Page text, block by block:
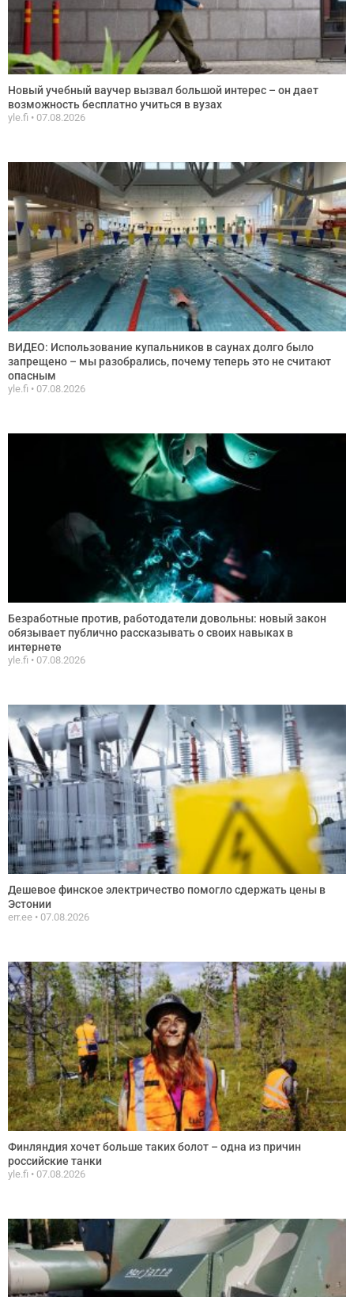
Новый учебный ваучер вызвал большой интерес – он дает
возможность бесплатно учиться в вузах
yle.fi 07.08.2026
ВИДЕО: Использование купальников в саунах долго было
запрещено – мы разобрались, почему теперь это не считают
опасным
yle.fi 07.08.2026
Безработные против, работодатели довольны: новый закон
обязывает публично рассказывать о своих навыках в
интернете
yle.fi 07.08.2026
Дешевое финское электричество помогло сдержать цены в
Эстонии
err.ee 07.08.2026
Финляндия хочет больше таких болот – одна из причин
российские танки
yle.fi 07.08.2026